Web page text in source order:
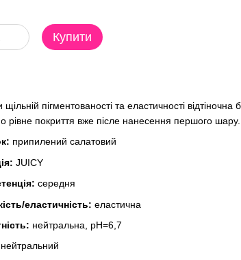
Купити
щільній пігментованості та еластичності
рівне покриття вже післе нанесення першого шару.
припилений салатовий
JUICY
середня
еластичність: еластична
нейтральна, pH=6,7
нейтральний